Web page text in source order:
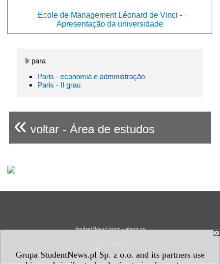
Grupa StudentNews.pl Sp. z o.o. and its partners use
Ecole de Management Léonard de Vinci -
Apresentação da universidade
Ir para
Paris - economia e administração
Paris - II grau
« voltar - Área de estudos
StudentNews Group - about us